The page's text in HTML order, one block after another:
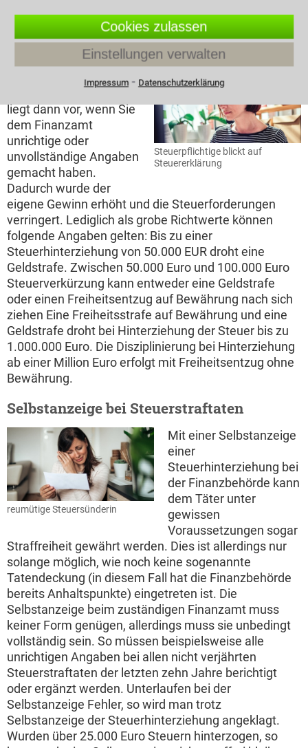
Steuerhinterziehung
Steuerpflichtige blickt auf
Steuererklärung
liegt dann vor, wenn Sie
dem Finanzamt
unrichtige oder
unvollständige Angaben
gemacht haben.
Dadurch wurde der
eigene Gewinn erhöht und die Steuerforderungen
verringert. Lediglich als grobe Richtwerte können
folgende Angaben gelten: Bis zu einer
Steuerhinterziehung von 50.000 EUR droht eine
Geldstrafe. Zwischen 50.000 Euro und 100.000 Euro
Steuerverkürzung kann entweder eine Geldstrafe
oder einen Freiheitsentzug auf Bewährung nach sich
ziehen Eine Freiheitsstrafe auf Bewährung und eine
Geldstrafe droht bei Hinterziehung der Steuer bis zu
1.000.000 Euro. Die Disziplinierung bei Hinterziehung
ab einer Million Euro erfolgt mit Freiheitsentzug ohne
Bewährung.
Selbstanzeige bei Steuerstraftaten
reumütige Steuersünderin
Mit einer Selbstanzeige
einer
Steuerhinterziehung bei
der Finanzbehörde kann
dem Täter unter
gewissen
Voraussetzungen sogar
Straffreiheit gewährt werden. Dies ist allerdings nur
solange möglich, wie noch keine sogenannte
Tatendeckung (in diesem Fall hat die Finanzbehörde
bereits Anhaltspunkte) eingetreten ist. Die
Selbstanzeige beim zuständigen Finanzamt muss
keiner Form genügen, allerdings muss sie unbedingt
vollständig sein. So müssen beispielsweise alle
unrichtigen Angaben bei allen nicht verjährten
Steuerstraftaten der letzten zehn Jahre berichtigt
oder ergänzt werden. Unterlaufen bei der
Selbstanzeige Fehler, so wird man trotz
Selbstanzeige der Steuerhinterziehung angeklagt.
Wurden über 25.000 Euro Steuern hinterzogen, so
Cookies zulassen
Einstellungen verwalten
Impressum⁃ Datenschutzerklärung